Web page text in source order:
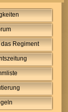
Regiment